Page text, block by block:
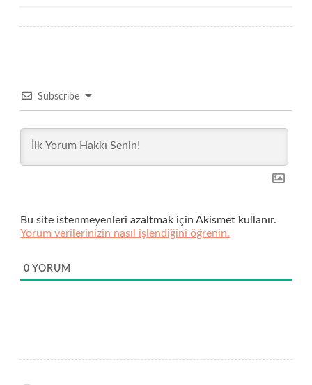
Subscribe
Bu site istenmeyenleri azaltmak için Akismet kullanır.
Yorum verilerinizin nasıl işlendiğini öğrenin.
0 YORUM